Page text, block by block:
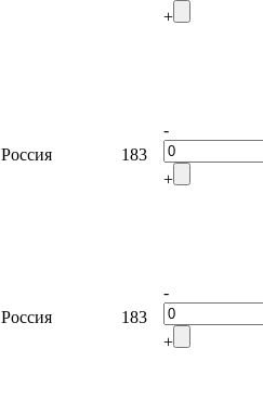
+
Россия 183
-
+
Россия 183
-
+